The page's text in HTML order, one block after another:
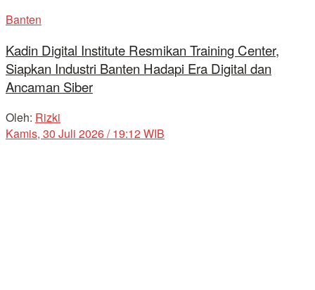
Banten
Kadin Digital Institute Resmikan Training Center,
Siapkan Industri Banten Hadapi Era Digital dan
Ancaman Siber
Oleh: Rizki
Kamis, 30 Juli 2026 / 19:12 WIB